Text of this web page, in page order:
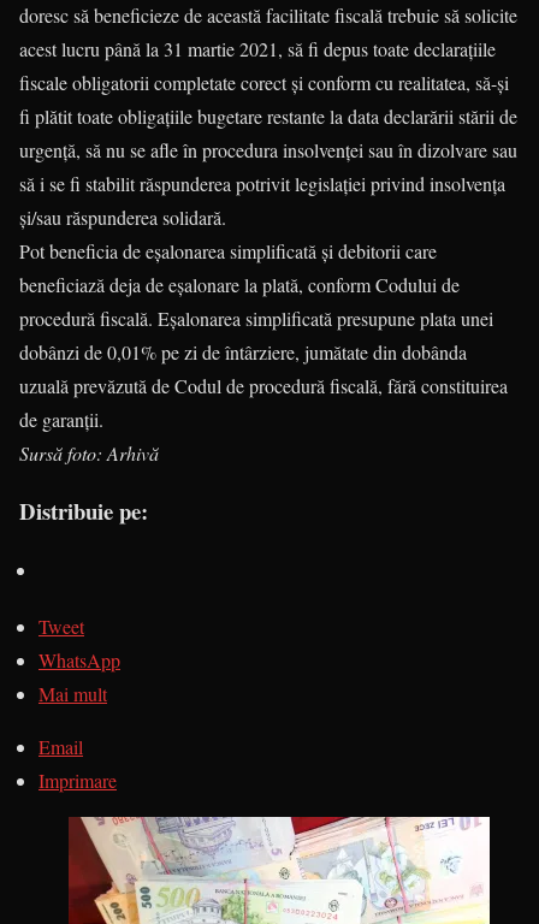
doresc să beneficieze de această facilitate fiscală trebuie să solicite
acest lucru până la 31 martie 2021, să fi depus toate declarațiile
fiscale obligatorii completate corect și conform cu realitatea, să-și
fi plătit toate obligațiile bugetare restante la data declarării stării de
urgență, să nu se afle în procedura insolvenței sau în dizolvare sau
să i se fi stabilit răspunderea potrivit legislației privind insolvența
și/sau răspunderea solidară.
Pot beneficia de eșalonarea simplificată și debitorii care
beneficiază deja de eșalonare la plată, conform Codului de
procedură fiscală. Eșalonarea simplificată presupune plata unei
dobânzi de 0,01% pe zi de întârziere, jumătate din dobânda
uzuală prevăzută de Codul de procedură fiscală, fără constituirea
de garanții.
Sursă foto: Arhivă
Distribuie pe:
Tweet
WhatsApp
Mai mult
Email
Imprimare